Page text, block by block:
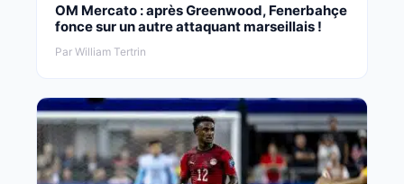
OM Mercato : après Greenwood, Fenerbahçe
fonce sur un autre attaquant marseillais !
Par William Tertrin